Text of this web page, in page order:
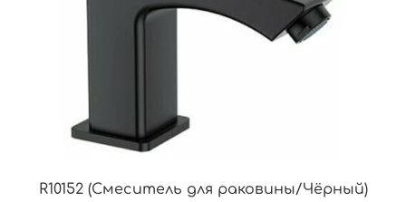
R10152 (Смеситель для раковины/Чёрный)